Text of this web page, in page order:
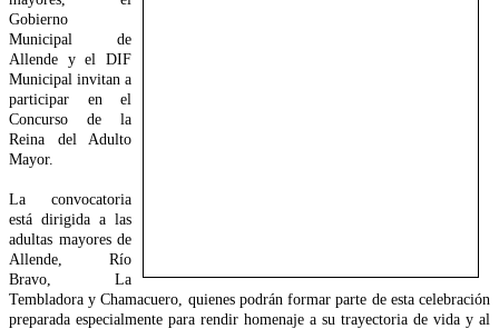
Gobierno
Municipal de
Allende y el DIF
Municipal invitan a
participar en el
Concurso de la
Reina del Adulto
Mayor.
La convocatoria
está dirigida a las
adultas mayores de
Allende, Río
Bravo, La
Tembladora y Chamacuero, quienes podrán formar parte de esta celebración
preparada especialmente para rendir homenaje a su trayectoria de vida y al